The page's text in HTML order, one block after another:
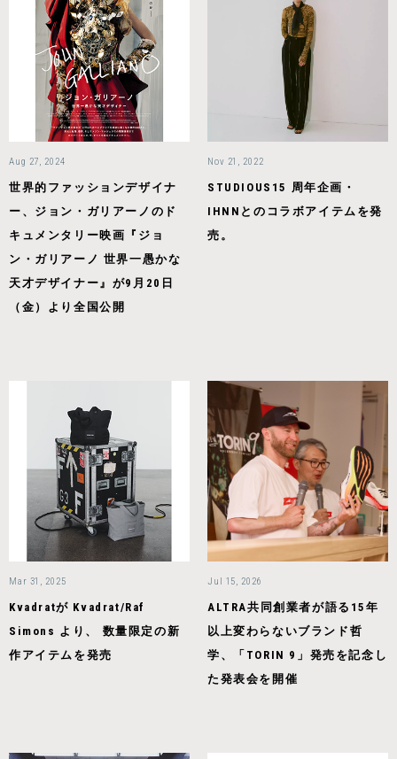
Aug 27, 2024
世界的ファッションデザイナ
ー、ジョン・ガリアーノのド
キュメンタリー映画『ジョ
ン・ガリアーノ 世界一愚かな
天才デザイナー』が9月20日
（金）より全国公開
Nov 21, 2022
STUDIOUS15 周年企画・
IHNNとのコラボアイテムを発
売。
Mar 31, 2025
Kvadratが Kvadrat/Raf
Simons より、 数量限定の新
作アイテムを発売
Jul 15, 2026
ALTRA共同創業者が語る15年
以上変わらないブランド哲
学、「TORIN 9」発売を記念し
た発表会を開催